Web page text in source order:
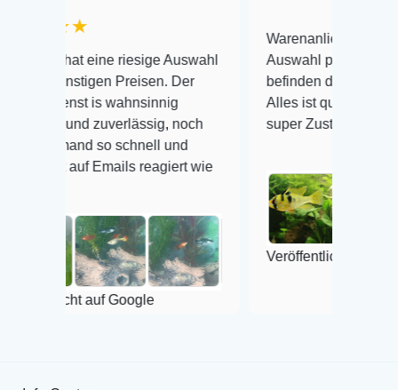
eine riesige Auswahl
Preisen. Der
is wahnsinnig
zuverlässig, noch
so schnell und
Emails reagiert wie
auf Google
Warenanlieferung Top und die
Auswahl plus gesundheitliches
befinden der Fische
Alles ist quick lebendig und im
super Zustand. Gerne wieder 😃
Veröffentlicht auf Google